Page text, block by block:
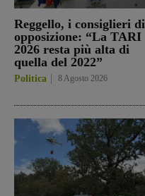
Reggello, i consiglieri di
opposizione: “La TARI
2026 resta più alta di
quella del 2022”
Politica 8 Agosto 2026